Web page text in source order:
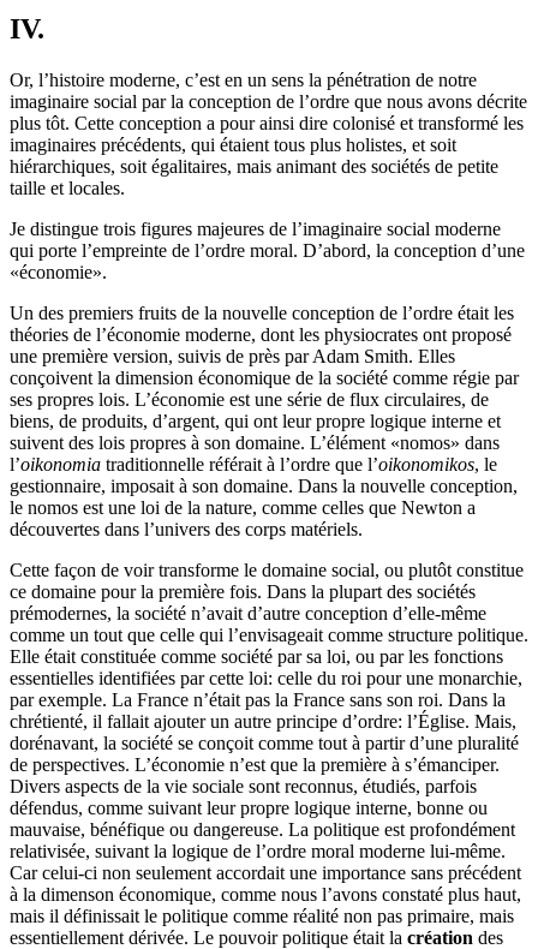
IV.
Or, l’histoire moderne, c’est en un sens la pénétration de notre
imaginaire social par la conception de l’ordre que nous avons décrite
plus tôt. Cette conception a pour ainsi dire colonisé et transformé les
imaginaires précédents, qui étaient tous plus holistes, et soit
hiérarchiques, soit égalitaires, mais animant des sociétés de petite
taille et locales.
Je distingue trois figures majeures de l’imaginaire social moderne
qui porte l’empreinte de l’ordre moral. D’abord, la conception d’une
«économie».
Un des premiers fruits de la nouvelle conception de l’ordre était les
théories de l’économie moderne, dont les physiocrates ont proposé
une première version, suivis de près par Adam Smith. Elles
conçoivent la dimension économique de la société comme régie par
ses propres lois. L’économie est une série de flux circulaires, de
biens, de produits, d’argent, qui ont leur propre logique interne et
suivent des lois propres à son domaine. L’élément «nomos» dans
l’oikonomia traditionnelle référait à l’ordre que l’oikonomikos, le
gestionnaire, imposait à son domaine. Dans la nouvelle conception,
le nomos est une loi de la nature, comme celles que Newton a
découvertes dans l’univers des corps matériels.
Cette façon de voir transforme le domaine social, ou plutôt constitue
ce domaine pour la première fois. Dans la plupart des sociétés
prémodernes, la société n’avait d’autre conception d’elle-même
comme un tout que celle qui l’envisageait comme structure politique.
Elle était constituée comme société par sa loi, ou par les fonctions
essentielles identifiées par cette loi: celle du roi pour une monarchie,
par exemple. La France n’était pas la France sans son roi. Dans la
chrétienté, il fallait ajouter un autre principe d’ordre: l’Église. Mais,
dorénavant, la société se conçoit comme tout à partir d’une pluralité
de perspectives. L’économie n’est que la première à s’émanciper.
Divers aspects de la vie sociale sont reconnus, étudiés, parfois
défendus, comme suivant leur propre logique interne, bonne ou
mauvaise, bénéfique ou dangereuse. La politique est profondément
relativisée, suivant la logique de l’ordre moral moderne lui-même.
Car celui-ci non seulement accordait une importance sans précédent
à la dimenson économique, comme nous l’avons constaté plus haut,
mais il définissait le politique comme réalité non pas primaire, mais
essentiellement dérivée. Le pouvoir politique était la création des